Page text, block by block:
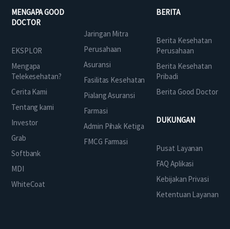
MENGAPA GOOD
DOCTOR
EKSPLOR
Mengapa
Telekesehatan?
Cerita Kami
Tentang kami
Investor
Grab
Softbank
MDI
WhiteCoat
Jaringan Mitra
Perusahaan
Asuransi
Fasilitas Kesehatan
Pialang Asuransi
Farmasi
Admin Pihak Ketiga
FMCG Farmasi
BERITA
Berita Kesehatan
Perusahaan
Berita Kesehatan
Pribadi
Berita Good Doctor
DUKUNGAN
Pusat Layanan
FAQ Aplikasi
Kebijakan Privasi
Ketentuan Layanan